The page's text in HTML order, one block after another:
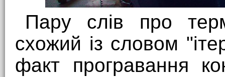
Пару слів про
схожий із словом
факт програвання